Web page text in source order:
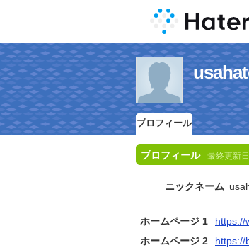
プロフィール
プロフィール 最終更新
ニックネーム
ホームページ 1
https://
ホームページ 2
https://